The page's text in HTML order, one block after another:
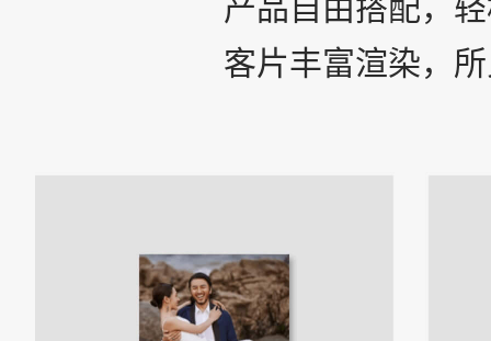
产品自由搭配，
客片丰富渲染，